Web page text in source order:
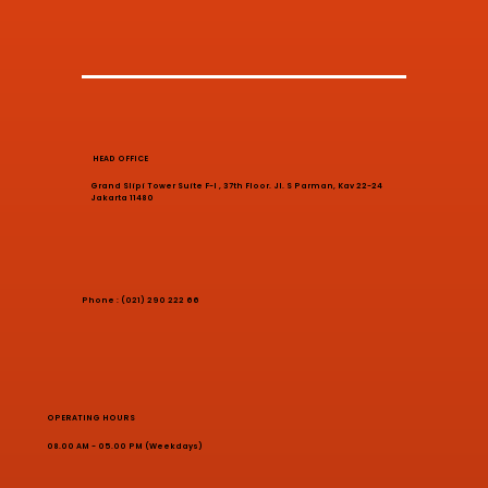
HEAD OFFICE
Grand Slipi Tower Suite F-I , 37th Floor. Jl. S Parman, Kav 22-24
Jakarta 11480
Phone : (021) 290 222 66
OPERATING HOURS
08.00 AM - 05.00 PM (Weekdays)